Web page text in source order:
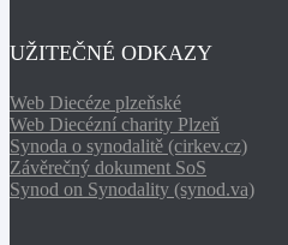
UŽITEČNÉ ODKAZY
Web Diecéze plzeňské
Web Diecézní charity Plzeň
Synoda o synodalitě (cirkev.cz)
Závěrečný dokument SoS
Synod on Synodality (synod.va)